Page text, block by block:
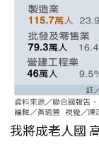
我將成老人國